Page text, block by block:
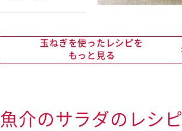
玉ねぎを使ったレシピを
もっと見る
魚介のサラダのレシピ